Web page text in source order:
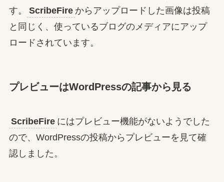
す。
ScribeFire からアップロードした画像は投稿
と同じく、使っているブログのメディアにアップ
ロードされています。
プレビューはWordPressの記事から見る
ScribeFire にはプレビュー機能がないようでした
ので、WordPressの投稿からプレビューを見て確
認しました。